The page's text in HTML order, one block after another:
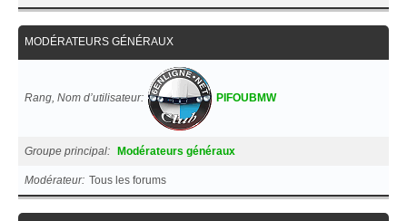
MODÉRATEURS GÉNÉRAUX
Rang, Nom d’utilisateur PIFOUBMW
Groupe principal Modérateurs généraux
Modérateur Tous les forums